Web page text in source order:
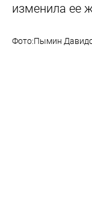
изменила ее
Фото:Пымин